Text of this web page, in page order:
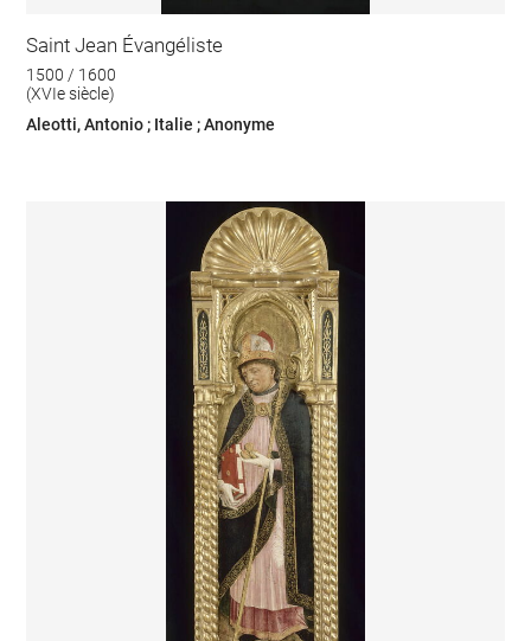
Saint Jean Évangéliste
1500 / 1600
(XVIe siècle)
Aleotti, Antonio ; Italie ; Anonyme